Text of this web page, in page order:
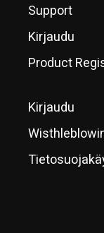
Support
Kirjaudu
Product
Kirjaudu